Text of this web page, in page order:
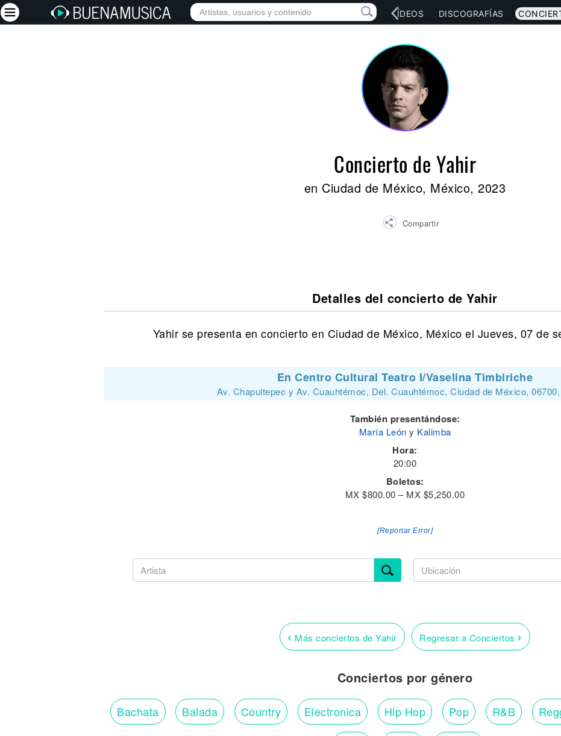
INICIO ARTISTAS RED SOCIAL MÚSICA VÍDEOS DISCOGRAFÍAS
Concierto de Yahir
en Ciudad de México, México, 2023
Compartir
Detalles del concierto de Yahir
Yahir se presenta en concierto en Ciudad de México, México el Jueves, 07 de
En Centro Cultural Teatro I/Vaselina Timbiriche
Av. Chapultepec y Av. Cuauhtémoc, Del. Cuauhtémoc, Ciudad de México,
También presentándose:
María León y Kalimba
Hora:
20:00
Boletos:
MX $800.00 – MX $5,250.00
[Reportar Error]
‹ Más conciertos de Yahir Regresar a Conciertos ›
Conciertos por género
Bachata Balada Country Electronica Hip Hop Pop R&B